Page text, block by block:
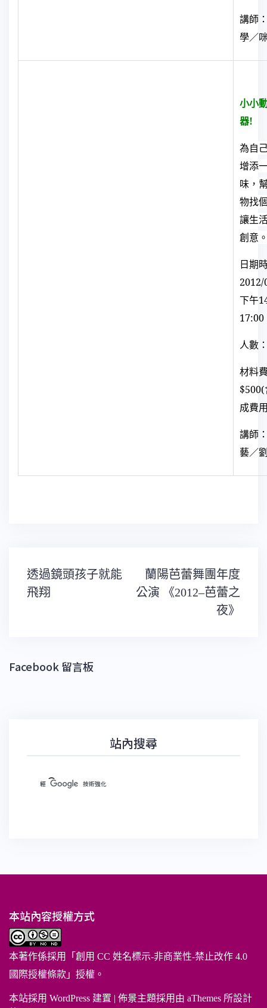
講師
學／
小小
器!
為自
增添
味，
物找
讓生
創意
日期
下午
17:00
人數
材料
$500(
成費
講師
藝／
文
章
導
透過鏡頭孩子就能
飛翔
蘭陽芭蕾舞團年度
公演 《2012–芭蕾之
夜》
Facebook 留言板
站內搜尋
本站內容授權方式
本著作係採用「 創用 CC 姓名標示-非商業性-禁止改作 4.0
國際授權條款 」授權。
本站採用 WordPress 建置 | 佈景主題採用由 aThemes 所設計